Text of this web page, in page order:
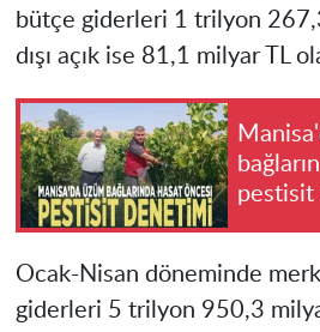
bütçe giderleri 1 trilyon
dışı açık ise 81,1 milyar TL
pestisit
Ocak-Nisan döneminde
giderleri 5 trilyon 950,3